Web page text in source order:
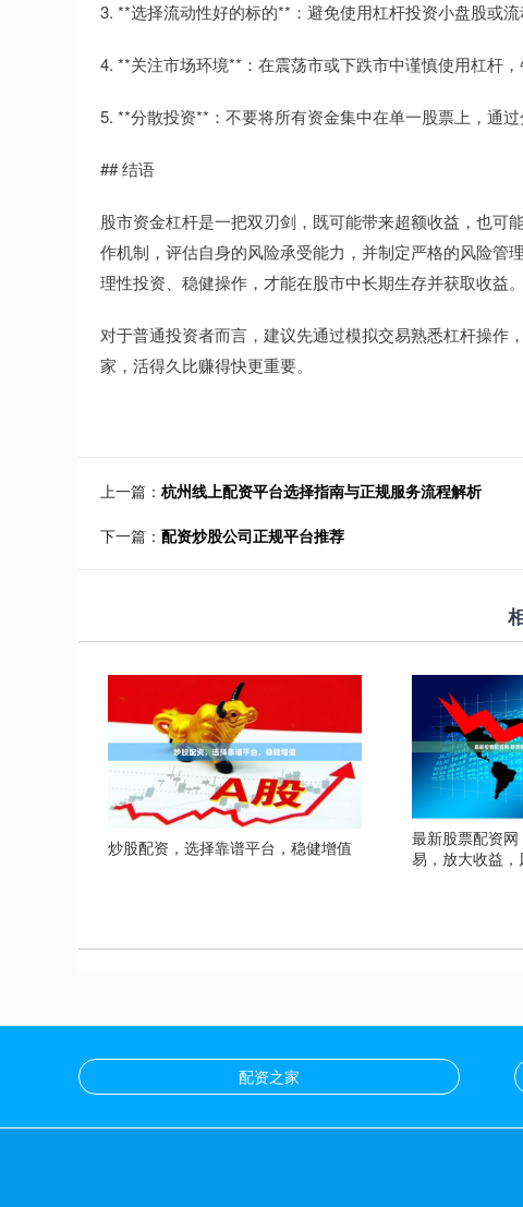
3. **选择流动性好的标的**：避免使用杠杆投资小盘股或流
4. **关注市场环境**：在震荡市或下跌市中谨慎使用杠杆
5. **分散投资**：不要将所有资金集中在单一股票上，通过
## 结语
股市资金杠杆是一把双刃剑，既可能带来超额收益，也
作机制，评估自身的风险承受能力，并制定严格的风险管
理性投资、稳健操作，才能在股市中长期生存并获取收益。
对于普通投资者而言，建议先通过模拟交易熟悉杠杆操
家，活得久比赚得快更重要。
上一篇： 杭州线上配资平台选择指南与正规服务流程解析
下一篇： 配资炒股公司正规平台推荐
炒股配资，选择靠谱平台，稳健增值
最新股票配资
易，放大收益，
配资之家